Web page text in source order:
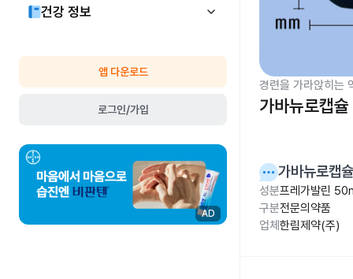
건강 정보
앱 다운로드
로그인/가입
AD
경련을 가라앉히는
가바뉴로캡
가바뉴로캡
성분프레가발린
구분전문의약품
업체 한림제약(주)